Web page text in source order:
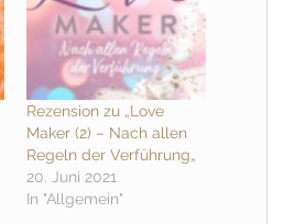
Rezension zu „Love
Maker (2) – Nach allen
Regeln der Verführung„
20. Juni 2021
In "Allgemein"